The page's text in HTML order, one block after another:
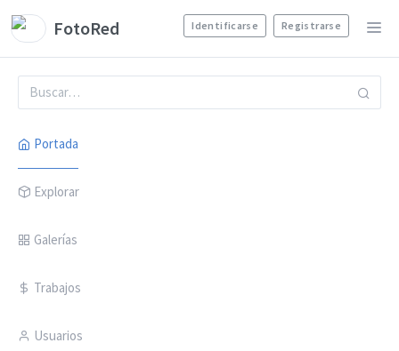
FotoRed Identificarse Registrarse
Portada
Explorar
Galerías
Trabajos
Usuarios